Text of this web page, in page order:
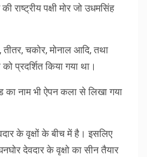
राष्ट्रीय पक्षी मोर जो उधमसिंह
तीतर, चकोर, मोनाल आदि, तथा
प्रदर्शित किया गया था।
नाम भी ऐपन कला से लिखा गया
के वृक्षों के बीच में है। इसलिए
देवदार के वृक्षो का सीन तैयार